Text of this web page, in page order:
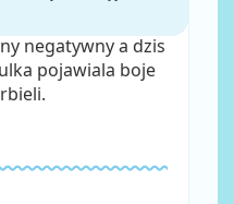
negatywny a dzis
pojawiala boje